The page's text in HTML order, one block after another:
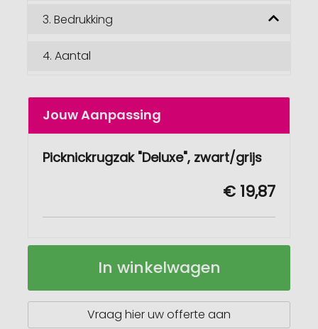
3. Bedrukking
4. Aantal
Jouw Aanpassing
Picknickrugzak "Deluxe", zwart/grijs
€ 19,87
Rugzak
Op
In winkelwagen
Vraag hier uw offerte aan